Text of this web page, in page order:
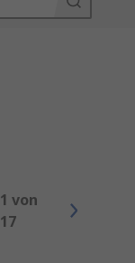
1 von
17